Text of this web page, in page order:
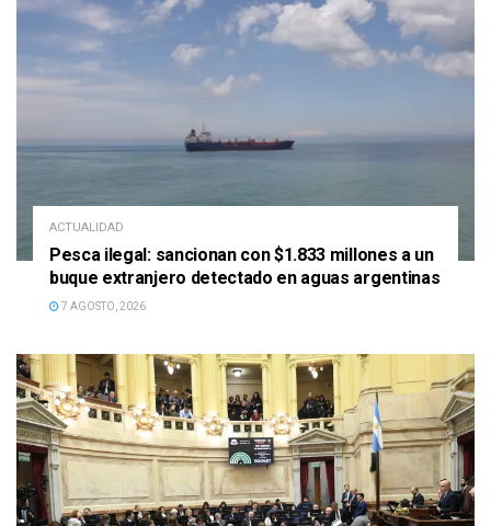
ACTUALIDAD
Pesca ilegal: sancionan con $1.833 millones a un
buque extranjero detectado en aguas argentinas
7 AGOSTO, 2026